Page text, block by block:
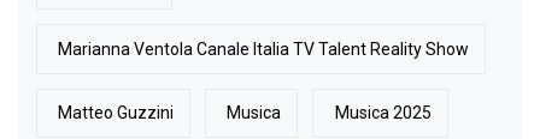
Marianna Ventola Canale Italia TV Talent Reality Show
Matteo Guzzini Musica Musica 2025